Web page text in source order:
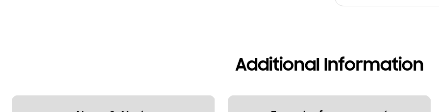
Additional Information